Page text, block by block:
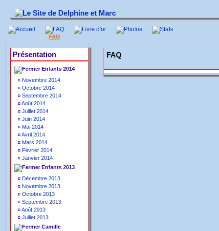
FAQ
Présentation
Enfants 2014
¤ Novembre 2014
¤ Octobre 2014
¤ Septembre 2014
¤Août 2014
¤ Juillet 2014
¤ Juin 2014
¤ Mai 2014
¤Avril 2014
¤ Mars 2014
¤ Février 2014
¤ Janvier 2014
Enfants 2013
¤ Décembre 2013
¤ Novembre 2013
¤ Octobre 2013
¤ Septembre 2013
¤Août 2013
¤ Juillet 2013
Camille
FAQ